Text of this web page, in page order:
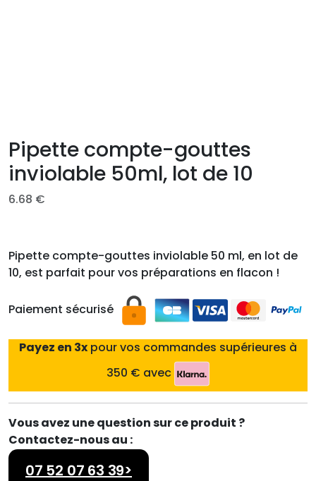
Pipette compte-gouttes
inviolable 50ml, lot de 10
6.68 €
Pipette compte-gouttes inviolable 50 ml, en lot de
10, est parfait pour vos préparations en flacon !
Paiement sécurisé
Payez en 3x pour vos commandes supérieures à
350 € avec
Vous avez une question sur ce produit ?
Contactez-nous au :
07 52 07 63 39>